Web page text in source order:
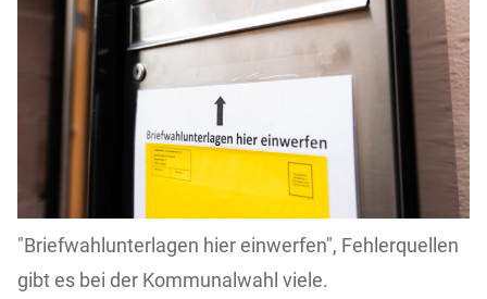
"Briefwahlunterlagen hier einwerfen", Fehlerquellen
gibt es bei der Kommunalwahl viele.